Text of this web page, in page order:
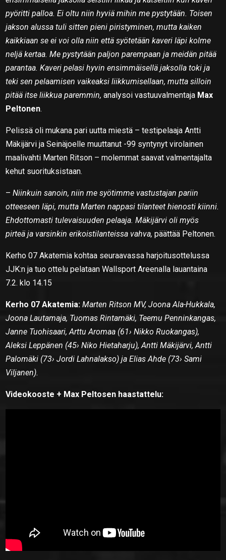
pyöritti palloa. Ei oltu niin hyviä mihin me pystytään. Toisen
jakson alussa tuli sitten pieni piristyminen, mutta kaiken
kaikkiaan se ei voi olla niin että syötetään kaveri läpi kolme
neljä kertaa. Me pystytään paljon parempaan ja meidän pitää
parantaa. Kaveri pelasi hyvin ensimmäisellä jaksolla toki ja
teki sen pelaamisen vaikeaksi liikkumisellaan, mutta silloin
pitää itse liikkua paremmin, analysoi vastuuvalmentaja Max
Peltonen.
Pelissä oli mukana pari uutta miestä – testipelaaja Antti
Mäkijärvi ja Seinäjoelle muuttanut -99 syntynyt virolainen
maalivahti Marten Ritson – molemmat saavat valmentajalta
kehut suorituksistaan.
–Niinkuin sanoin, niin me syötimme vastustajan pariin
otteeseen läpi, mutta Marten nappasi tilanteet hienosti kiinni.
Ehdottomasti tulevaisuuden pelaaja. Mäkijärvi oli myös
pirteä ja varsinkin erikoistilanteissa vahva, päättää Peltonen.
Kerho 07 Akatemia kohtaa seuraavassa harjoitusottelussa
JJK:n ja tuo ottelu pelataan Wallsport Areenalla lauantaina
7.2. klo 14.15
Kerho 07 Akatemia: Marten Ritson MV, Joona Ala-Hukkala,
Joona Lautamaja, Tuomas Rintamäki, Teemu Penninkangas,
Janne Tuohisaari, Arttu Aromaa (61› Nikko Ruokangas),
Aleksi Leppänen (45› Niko Hietaharju), Antti Mäkijärvi, Antti
Palomäki (73› Jordi Lahnalakso) ja Elias Ahde (73› Sami
Viljanen).
Videokooste + Max Peltosen haastattelu: